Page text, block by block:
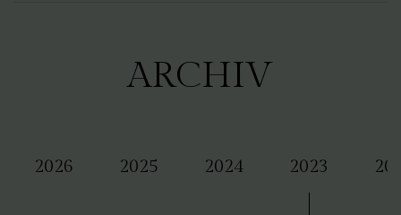
ARCHIV
2026 2025 2024 2023